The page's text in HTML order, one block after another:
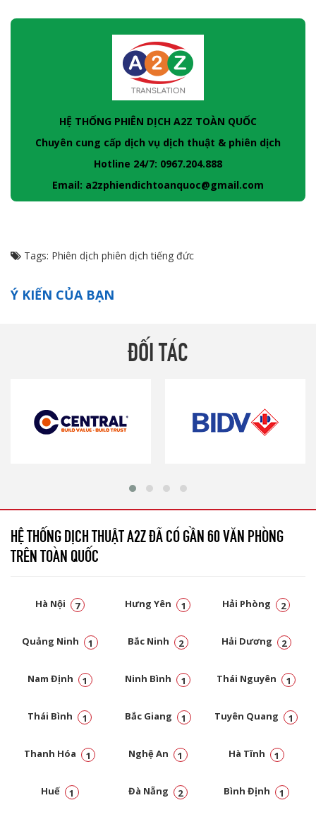
HỆ THỐNG PHIÊN DỊCH A2Z TOÀN QUỐC
Chuyên cung cấp dịch vụ dịch thuật & phiên dịch
Hotline 24/7: 0967.204.888
Email: a2zphiendichtoanquoc@gmail.com
Tags: Phiên dịch phiên dịch tiếng đức
Ý KIẾN CỦA BẠN
ĐỐI TÁC
HỆ THỐNG DỊCH THUẬT A2Z ĐÃ CÓ GẦN 60 VĂN PHÒNG
TRÊN TOÀN QUỐC
Hà Nội 7 Hưng Yên 1 Hải Phòng 2
Quảng Ninh 1 Bắc Ninh 2 Hải Dương 2
Nam Định 1 Ninh Bình 1 Thái Nguyên 1
Thái Bình 1 Bắc Giang 1 Tuyên Quang 1
Thanh Hóa 1 Nghệ An 1 Hà Tĩnh 1
Huế 1 Đà Nẵng 2 Bình Định 1